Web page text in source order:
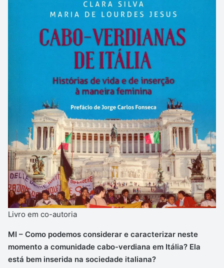
Livro em co-autoria
MI – Como podemos considerar e caracterizar neste
momento a comunidade cabo-verdiana em Itália? Ela
está bem inserida na sociedade italiana?